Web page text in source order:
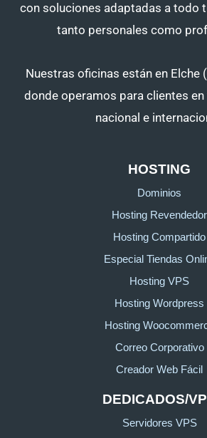
con soluciones adaptadas a todo
tanto personales como
Nuestras oficinas están en Elche
donde operamos para clientes
nacional e
HOSTING
Dominios
Hosting Revendedor
Hosting Compartido
Especial Tiendas
Hosting VPS
Hosting Wordpress
Hosting
Correo Corporativo
Creador Web Fácil
DEDICADOS/
Servidores VPS